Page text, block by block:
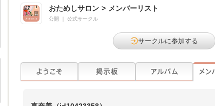
おためしサロン > メンバーリスト
公開 公式サークル
サークルに参加する